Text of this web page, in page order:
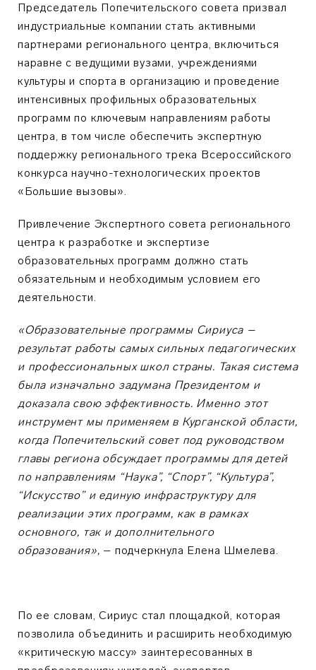
Председатель Попечительского совета призвал
индустриальные компании стать активными
партнерами регионального центра, включиться
наравне с ведущими вузами, учреждениями
культуры и спорта в организацию и проведение
интенсивных профильных образовательных
программ по ключевым направлениям работы
центра, в том числе обеспечить экспертную
поддержку регионального трека Всероссийского
конкурса научно-технологических проектов
«Большие вызовы».
Привлечение Экспертного совета регионального
центра к разработке и экспертизе
образовательных программ должно стать
обязательным и необходимым условием его
деятельности.
«Образовательные программы Сириуса –
результат работы самых сильных педагогических
и профессиональных школ страны. Такая система
была изначально задумана Президентом и
доказала свою эффективность. Именно этот
инструмент мы применяем в Курганской области,
когда Попечительский совет под руководством
главы региона обсуждает программы для детей
по направлениям “Наука”, “Спорт”, “Культура”,
“Искусство” и единую инфраструктуру для
реализации этих программ, как в рамках
основного, так и дополнительного
образования», – подчеркнула Елена Шмелева.
По ее словам, Сириус стал площадкой, которая
позволила объединить и расширить необходимую
«критическую массу» заинтересованных в